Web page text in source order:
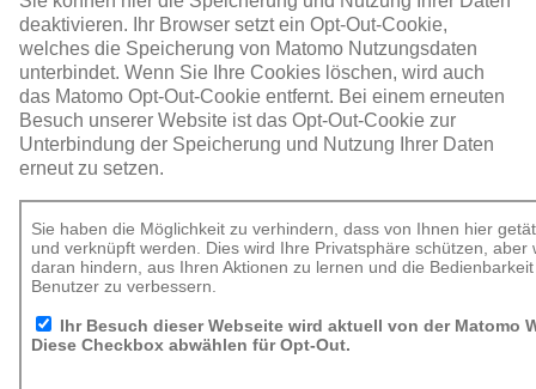
deaktivieren. Ihr Browser setzt ein Opt-Out-Cookie,
welches die Speicherung von Matomo Nutzungsdaten
unterbindet. Wenn Sie Ihre Cookies löschen, wird auch
das Matomo Opt-Out-Cookie entfernt. Bei einem erneuten
Besuch unserer Website ist das Opt-Out-Cookie zur
Unterbindung der Speicherung und Nutzung Ihrer Daten
erneut zu setzen.